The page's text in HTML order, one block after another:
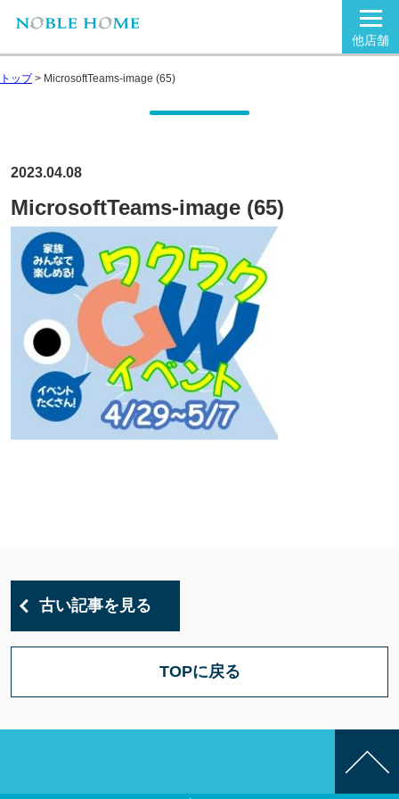
他店舗
トップ> MicrosoftTeams-image (65)
2023.04.08
MicrosoftTeams-image (65)
古い記事を見る
TOPに戻る